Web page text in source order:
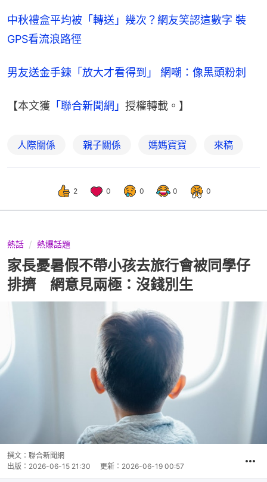
中秋禮盒平均被「轉送」幾次？網友笑認這數字 裝
GPS看流浪路徑
男友送金手鍊「放大才看得到」 網嘲：像黑頭粉刺
【本文獲 「聯合新聞網」 授權轉載。】
人際關係 親子關係 媽媽寶寶 來稿
2 0 0 0 0
熱話 熱爆話題
家長憂暑假不帶小孩去旅行會被同學仔
排擠 網意見兩極：沒錢別生
撰文： 聯合新聞網
出版： 2026-06-15 21:30 更新： 2026-06-19 00:57